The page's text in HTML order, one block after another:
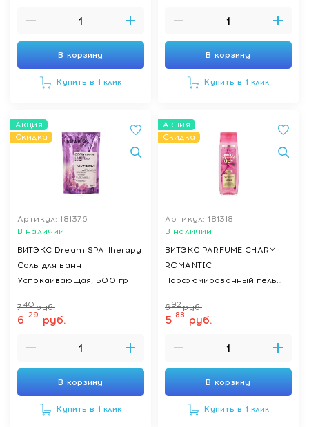
В корзину
Купить в 1 клик
В корзину
Купить в 1 клик
Акция
Скидка
Артикул: 181376
В наличии
ВИТЭКС Dream SPA therapy
Соль для ванн
Успокаивающая, 500 гр
740 руб.
6 29 руб.
В корзину
Купить в 1 клик
Акция
Скидка
Артикул: 181318
В наличии
ВИТЭКС PARFUME CHARM
ROMANTIC
Парфюмированный гель
692 руб.
5 88 руб.
В корзину
Купить в 1 клик